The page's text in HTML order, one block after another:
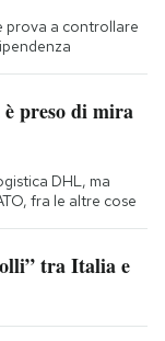
prova a controllare
preso di mira
DHL, ma
fra le altre cose
tra Italia e